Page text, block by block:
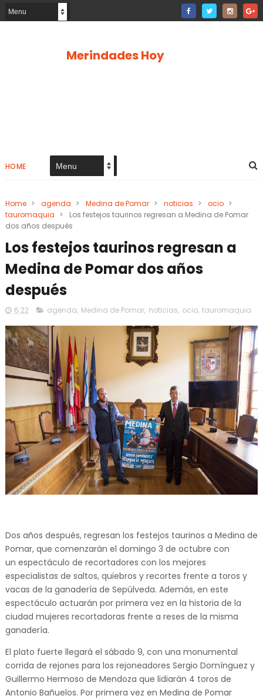
Merindades Hoy
HOME
Home > agenda > Medina de Pomar > noticias > ocio >
tauromaquia >
Los festejos taurinos regresan a Medina de Pomar
dos años después
Los festejos taurinos regresan a
Medina de Pomar dos años
después
6:22 agenda, Medina de Pomar, noticias, ocio, tauromaquia
Dos años después, regresan los festejos taurinos a Medina de
Pomar, que comenzarán el domingo 3 de octubre con
un espectáculo de recortadores con los mejores
especialistas de saltos, quiebros y recortes frente a toros y
vacas de la ganadería de Sepúlveda. Además, en este
espectáculo actuarán por primera vez en la historia de la
ciudad mujeres recortadoras frente a reses de la misma
ganadería.
El plato fuerte llegará el sábado 9, con una monumental
corrida de rejones para los rejoneadores Sergio Domínguez y
Guillermo Hermoso de Mendoza que lidiarán 4 toros de
Antonio Bañuelos. Por primera vez en Medina de Pomar